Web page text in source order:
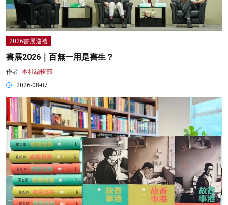
2026書展巡禮
書展2026｜百無一用是書生？
作者: 本社編輯部
2026-08-07